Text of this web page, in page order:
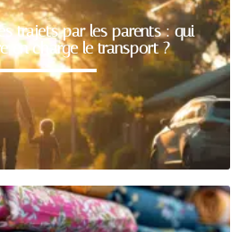
trajets par les parents : qui
en charge le transport ?